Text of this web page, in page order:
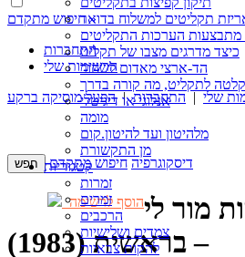
תקליטים למשלוח בדואר
מתבצעות הערכות התקליטים
כיצד מדרגים מצבו של תקליט
הד-ארצי מאדום לשחור
אנלוגי או דיגיטלי
מומה
מלהיטון ועד להיטון.קום
מן התקשורת
קטגוריות
זמרות
זמרים
הרכבים
צמדים ושלישיות
להקות צבאיות
חיפוש מתקדם »
התחברות
הרשימות שלי
שלי |התחברות|הפעל מוסיקה ברקע
דיסקוגרפיה חיפוש מתקדם
הוסף לרשימהמור לי
– בראשית (1983)